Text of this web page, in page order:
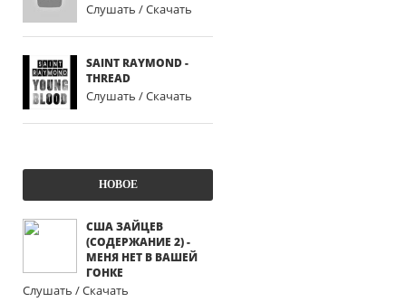
Слушать / Скачать
SAINT RAYMOND -
THREAD
Слушать / Скачать
НОВОЕ
США ЗАЙЦЕВ
(СОДЕРЖАНИЕ 2) -
МЕНЯ НЕТ В ВАШЕЙ
ГОНКЕ
Слушать / Скачать